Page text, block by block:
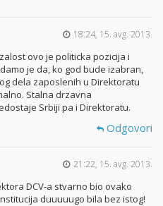
18:24, 15. avg. 2013.
ovo je politicka pozicija i
je da, ko god bude izabran,
dela zaposlenih u Direktoratu
Stalna drzavna
Srbiji pa i Direktoratu.
Odgovori
21:22, 15. avg. 2013.
DCV-a stvarno bio ovako
duuuuugo bila bez istog!